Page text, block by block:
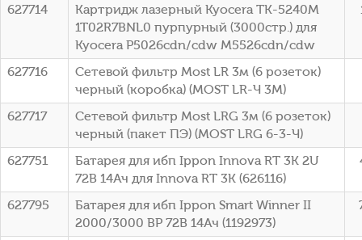
627714
Картридж лазерный Kyocera TK-5240M
1T02R7BNL0 пурпурный (3000стр.) для
Kyocera P5026cdn/cdw M5526cdn/cdw
627716
Сетевой фильтр Most LR 3м (6 розеток)
черный (коробка) (МОSТ LR-Ч 3М)
627717
Сетевой фильтр Most LRG 3м (6 розеток)
черный (пакет ПЭ) (MOST LRG 6-3-Ч)
627751
Батарея для ибп Ippon Innova RT 3K 2U
72В 14Ач для Innova RT 3K (626116)
627795
Батарея для ибп Ippon Smart Winner II
2000/3000 BP 72В 14Ач (1192973)